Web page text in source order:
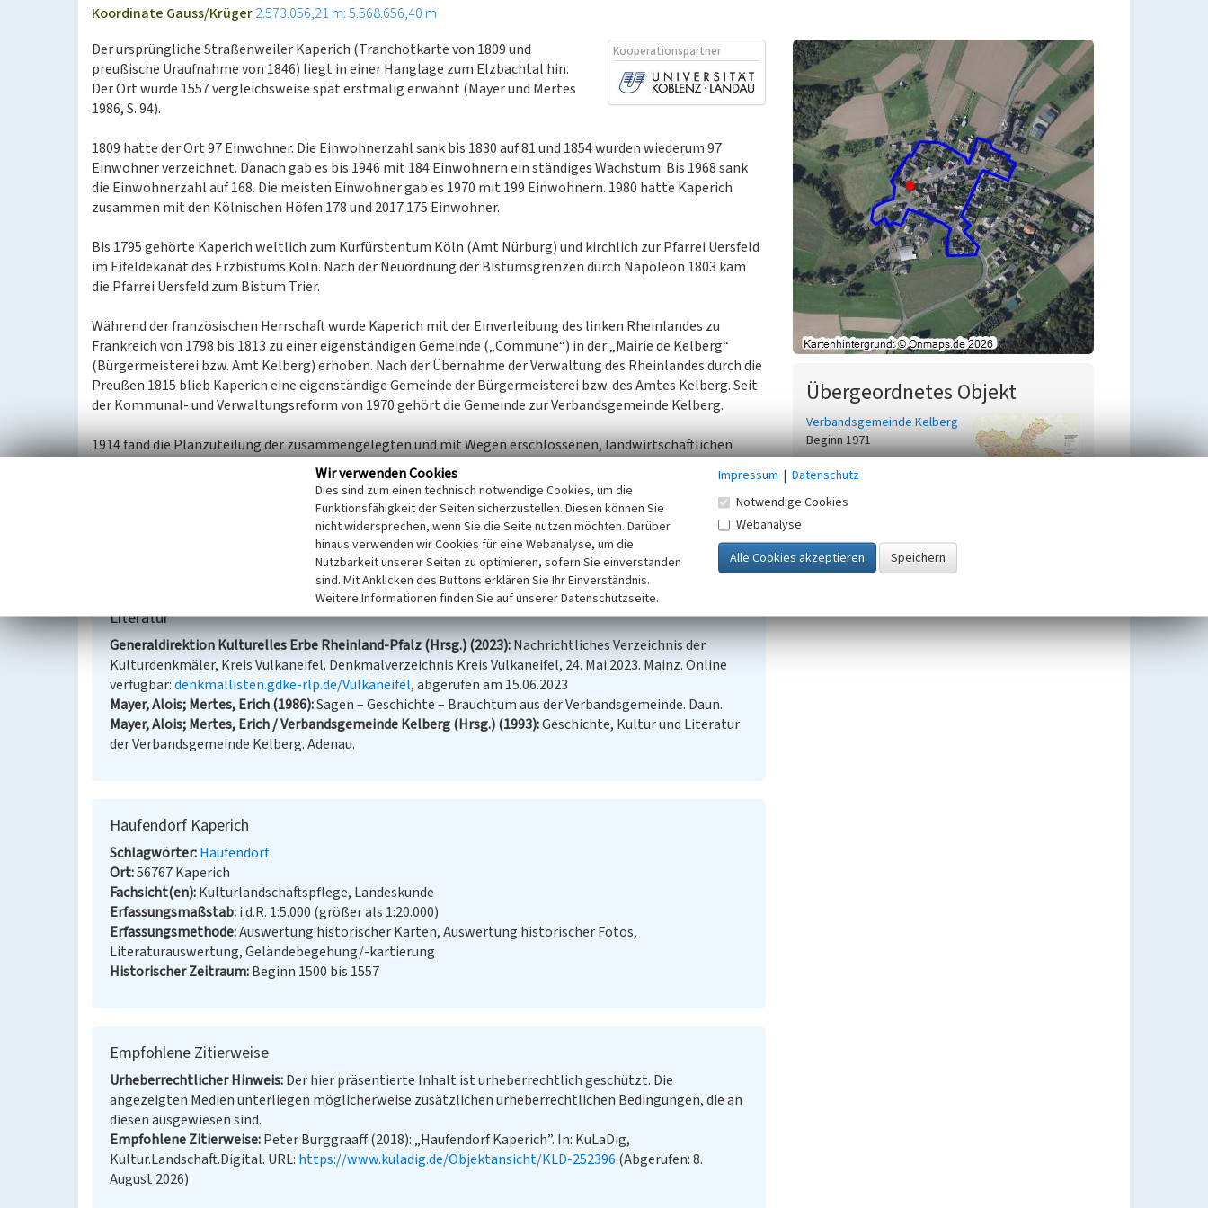
Koordinate Gauss/Krüger2.573.056,21 m: 5.568.656,40 m
Kooperationspartner
Der ursprüngliche Straßenweiler Kaperich (Tranchotkarte von 1809 und
preußische Uraufnahme von 1846) liegt in einer Hanglage zum Elzbachtal hin.
Der Ort wurde 1557 vergleichsweise spät erstmalig erwähnt (Mayer und Mertes
1986, S. 94).
1809 hatte der Ort 97 Einwohner. Die Einwohnerzahl sank bis 1830 auf 81 und 1854 wurden wiederum 97
Einwohner verzeichnet. Danach gab es bis 1946 mit 184 Einwohnern ein ständiges Wachstum. Bis 1968 sank
die Einwohnerzahl auf 168. Die meisten Einwohner gab es 1970 mit 199 Einwohnern. 1980 hatte Kaperich
zusammen mit den Kölnischen Höfen 178 und 2017 175 Einwohner.
Bis 1795 gehörte Kaperich weltlich zum Kurfürstentum Köln (Amt Nürburg) und kirchlich zur Pfarrei Uersfeld
im Eifeldekanat des Erzbistums Köln. Nach der Neuordnung der Bistumsgrenzen durch Napoleon 1803 kam
die Pfarrei Uersfeld zum Bistum Trier.
Während der französischen Herrschaft wurde Kaperich mit der Einverleibung des linken Rheinlandes zu
Frankreich von 1798 bis 1813 zu einer eigenständigen Gemeinde („Commune“) in der „Mairie de Kelberg“
(Bürgermeisterei bzw. Amt Kelberg) erhoben. Nach der Übernahme der Verwaltung des Rheinlandes durch die
Preußen 1815 blieb Kaperich eine eigenständige Gemeinde der Bürgermeisterei bzw. des Amtes Kelberg. Seit
der Kommunal- und Verwaltungsreform von 1970 gehört die Gemeinde zur Verbandsgemeinde Kelberg.
1914 fand die Planzuteilung der zusammengelegten und mit Wegen erschlossenen, landwirtschaftlichen
Nutzflächen im Rahmen der Flurbereinigung in der Gemarkung Kaperich statt (269 Hektar Fläche).
Nach 1970 hat das Dorf sich in fast alle Himmelsrichtungen erweitert und hierdurch ist der
Straßendorfcharakter weitgehend verloren gegangen. 1962 wurde die heutige Sankt Anna-Kapelle gebaut.
(Peter Burggraaff, Universität Koblenz-Landau, 2018)
Literatur
Generaldirektion Kulturelles Erbe Rheinland-Pfalz (Hrsg.) (2023) Nachrichtliches Verzeichnis der
Kulturdenkmäler, Kreis Vulkaneifel. Denkmalverzeichnis Kreis Vulkaneifel, 24. Mai 2023. Mainz. Online
verfügbar:denkmallisten.gdke-rlp.de/Vulkaneifel, abgerufen am 15.06.2023
Mayer, Alois; Mertes, Erich (1986) Sagen – Geschichte – Brauchtum aus der Verbandsgemeinde. Daun.
Mayer, Alois; Mertes, Erich / Verbandsgemeinde Kelberg (Hrsg.) (1993) Geschichte, Kultur und Literatur
der Verbandsgemeinde Kelberg. Adenau.
Haufendorf Kaperich
Schlagwörter Haufendorf
Ort 56767 Kaperich
Fachsicht(en) Kulturlandschaftspflege, Landeskunde
Erfassungsmaßstab i.d.R. 1:5.000 (größer als 1:20.000)
Erfassungsmethode Auswertung historischer Karten, Auswertung historischer Fotos,
Literaturauswertung, Geländebegehung/-kartierung
Historischer Zeitraum Beginn 1500 bis 1557
Empfohlene Zitierweise
Urheberrechtlicher Hinweis Der hier präsentierte Inhalt ist urheberrechtlich geschützt. Die
angezeigten Medien unterliegen möglicherweise zusätzlichen urheberrechtlichen Bedingungen, die an
diesen ausgewiesen sind.
Empfohlene Zitierweise Peter Burggraaff (2018): „Haufendorf Kaperich”. In: KuLaDig,
Kultur.Landschaft.Digital. URL: https://www.kuladig.de/Objektansicht/KLD-252396 (Abgerufen: 8.
August 2026)
Übergeordnetes Objekt
Verbandsgemeinde Kelberg
Beginn 1971
Untergeordnete Objekte
Weiler Kölnische Höfe
Wir verwenden Cookies
Dies sind zum einen technisch notwendige Cookies, um die
Funktionsfähigkeit der Seiten sicherzustellen. Diesen können Sie
nicht widersprechen, wenn Sie die Seite nutzen möchten. Darüber
hinaus verwenden wir Cookies für eine Webanalyse, um die
Nutzbarkeit unserer Seiten zu optimieren, sofern Sie einverstanden
sind. Mit Anklicken des Buttons erklären Sie Ihr Einverständnis.
Weitere Informationen finden Sie auf unserer Datenschutzseite.
Impressum | Datenschutz
Notwendige Cookies
Webanalyse